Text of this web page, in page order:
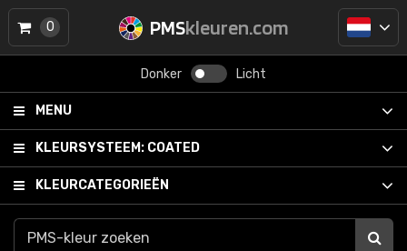
PMSkleuren.com
Donker Licht
MENU
KLEURSYSTEEM: COATED
KLEURCATEGORIEËN
0